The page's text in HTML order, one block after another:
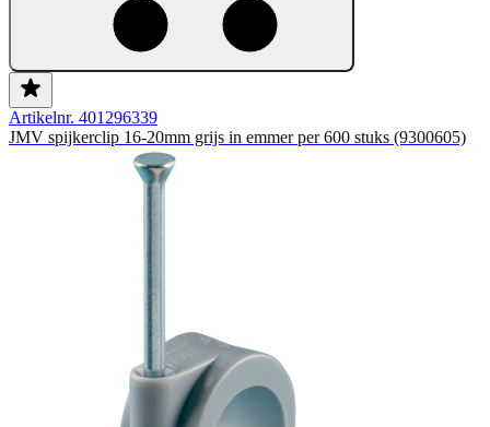
Artikelnr. 401296339
JMV spijkerclip 16-20mm grijs in emmer per 600 stuks (9300605)